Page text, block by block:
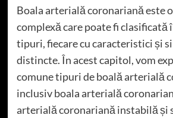
Boala arterială coronariană este
complexă care poate fi clasificată
tipuri, fiecare cu caracteristici și
distincte. În acest capitol, vom
comune tipuri de boală arterială
inclusiv boala arterială
arterială coronariană instabilă și